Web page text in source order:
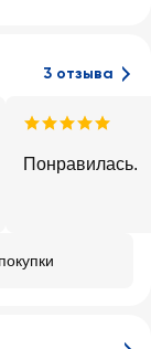
3 отзыва
Понравилась.